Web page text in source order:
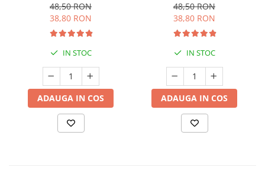
48,50 RON
38,80 RON
IN STOC
ADAUGA IN COS
48,50 RON
38,80 RON
IN STOC
ADAUGA IN COS